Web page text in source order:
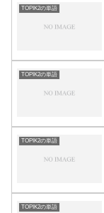
TOPIK2の単語
TOPIK2の単語
TOPIK2の単語
TOPIK2の単語